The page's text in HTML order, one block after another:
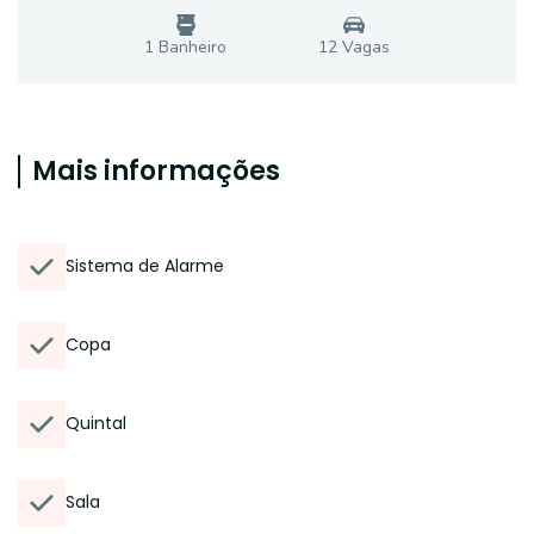
1 Banheiro 12Vagas
Mais informações
Sistema de Alarme
Copa
Quintal
Sala